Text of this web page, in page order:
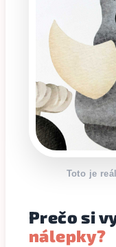
Toto je
Prečo si
nálepky?